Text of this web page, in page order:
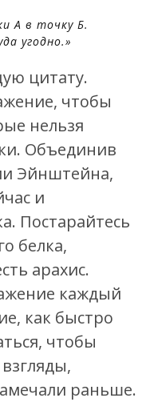
А в точку Б.
угодно.»
цитату.
чтобы
нельзя
Объединив
Эйнштейна,
и
Постарайтесь
белка,
арахис.
каждый
как быстро
чтобы
раньше.